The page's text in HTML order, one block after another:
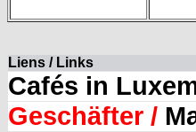
Liens / Links
Cafés in
Geschäfter /